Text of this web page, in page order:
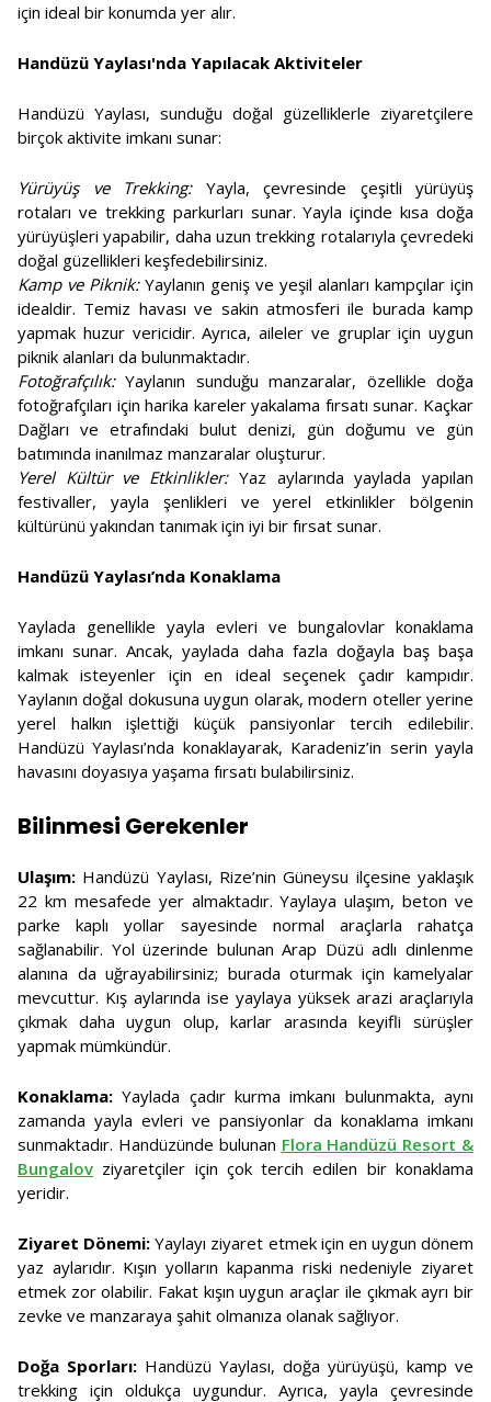
için ideal bir konumda yer alır.
Handüzü Yaylası'nda Yapılacak Aktiviteler
Handüzü Yaylası, sunduğu doğal güzelliklerle ziyaretçilere
birçok aktivite imkanı sunar:
Yürüyüş ve Trekking:Yayla, çevresinde çeşitli yürüyüş
rotaları ve trekking parkurları sunar. Yayla içinde kısa doğa
yürüyüşleri yapabilir, daha uzun trekking rotalarıyla çevredeki
doğal güzellikleri keşfedebilirsiniz.
Kamp ve Piknik:Yaylanın geniş ve yeşil alanları kampçılar için
idealdir. Temiz havası ve sakin atmosferi ile burada kamp
yapmak huzur vericidir. Ayrıca, aileler ve gruplar için uygun
piknik alanları da bulunmaktadır.
Fotoğrafçılık:Yaylanın sunduğu manzaralar, özellikle doğa
fotoğrafçıları için harika kareler yakalama fırsatı sunar. Kaçkar
Dağları ve etrafındaki bulut denizi, gün doğumu ve gün
batımında inanılmaz manzaralar oluşturur.
Yerel Kültür ve Etkinlikler:Yaz aylarında yaylada yapılan
festivaller, yayla şenlikleri ve yerel etkinlikler bölgenin
kültürünü yakından tanımak için iyi bir fırsat sunar.
Handüzü Yaylası’nda Konaklama
Yaylada genellikle yayla evleri ve bungalovlar konaklama
imkanı sunar. Ancak, yaylada daha fazla doğayla baş başa
kalmak isteyenler için en ideal seçenek çadır kampıdır.
Yaylanın doğal dokusuna uygun olarak, modern oteller yerine
yerel halkın işlettiği küçük pansiyonlar tercih edilebilir.
Handüzü Yaylası’nda konaklayarak, Karadeniz’in serin yayla
havasını doyasıya yaşama fırsatı bulabilirsiniz.
Bilinmesi Gerekenler
Ulaşım: Handüzü Yaylası, Rize’nin Güneysu ilçesine yaklaşık
22 km mesafede yer almaktadır. Yaylaya ulaşım, beton ve
parke kaplı yollar sayesinde normal araçlarla rahatça
sağlanabilir. Yol üzerinde bulunan Arap Düzü adlı dinlenme
alanına da uğrayabilirsiniz; burada oturmak için kamelyalar
mevcuttur. Kış aylarında ise yaylaya yüksek arazi araçlarıyla
çıkmak daha uygun olup, karlar arasında keyifli sürüşler
yapmak mümkündür.
Konaklama: Yaylada çadır kurma imkanı bulunmakta, aynı
zamanda yayla evleri ve pansiyonlar da konaklama imkanı
sunmaktadır. Handüzünde bulunan Flora Handüzü Resort &
Bungalov ziyaretçiler için çok tercih edilen bir konaklama
yeridir.
Ziyaret Dönemi: Yaylayı ziyaret etmek için en uygun dönem
yaz aylarıdır. Kışın yolların kapanma riski nedeniyle ziyaret
etmek zor olabilir. Fakat kışın uygun araçlar ile çıkmak ayrı bir
zevke ve manzaraya şahit olmanıza olanak sağlıyor.
Doğa Sporları: Handüzü Yaylası, doğa yürüyüşü, kamp ve
trekking için oldukça uygundur. Ayrıca, yayla çevresinde